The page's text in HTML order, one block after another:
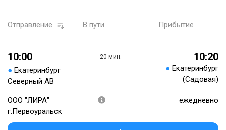
Отправление В пути Прибытие
10:00
● Екатеринбург
Северный АВ
20 мин. 10:20
● Екатеринбург
(Садовая)
ООО "ЛИРА"
г.Первоуральск
ежедневно